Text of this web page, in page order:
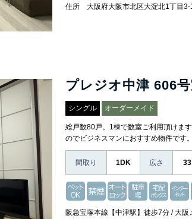
住所 大阪府大阪市北区大淀北1丁目3-1
プレジオ中津 606
シングル オーダーメイド
総戸数80戸。1棟で数室ご利用頂けま
のでビジネスマンにおすすめ物件です
間取り 1DK 広さ
阪急宝塚本線【中津駅】徒歩7分 / 大